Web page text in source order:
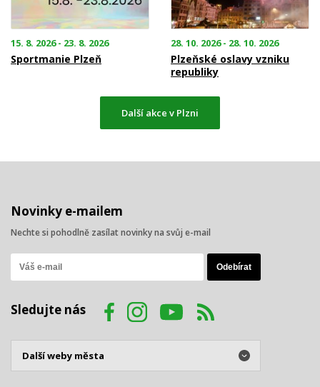
15. 8. 2026 - 23. 8. 2026
Sportmanie Plzeň
28. 10. 2026 - 28. 10. 2026
Plzeňské oslavy vzniku
republiky
Další akce v Plzni
Novinky e-mailem
Nechte si pohodlně zasílat novinky na svůj e-mail
Sledujte nás